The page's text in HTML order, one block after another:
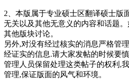
2、本版属于专业硕士区翻译硕士版
无关以及其他无意义的内容和话题
其他版块讨论。
另外,对没有经过核实的消息严格管
经证实的信息.请大家发帖的时候要
管理人员保留处理这类帖子的权利,
管理,保证版面的风气和环境。